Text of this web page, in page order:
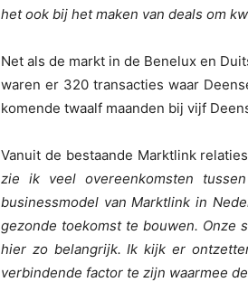
het ook bij het maken van deals om
Net als de markt in de Benelux en
waren er 320 transacties waar
komende twaalf maanden bij vijf
Vanuit de bestaande Marktlink
zie ik veel overeenkomsten
businessmodel van Marktlink in
gezonde toekomst te bouwen. Onze
hier zo belangrijk. Ik kijk er
verbindende factor te zijn waarmee